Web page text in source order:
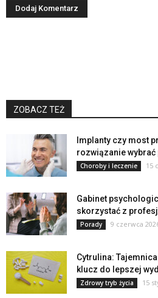
ZOBACZ TEŻ
Implanty czy most
rozwiązanie
Choroby i leczenie 15
Gabinet
skorzystać z
Porady 9 czerwca
Cytrulina:
klucz do lepszej
Zdrowy tryb życia 15